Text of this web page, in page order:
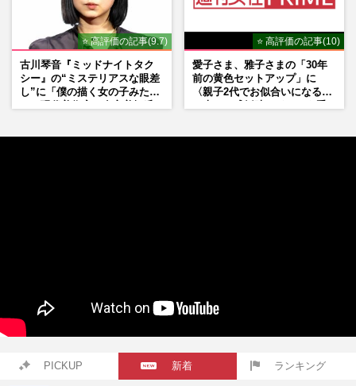
⭐ 高評価の記事(9.7)
古川琴音『ミッドナイトタク
シー』の“ミステリアスな眼差
し”に「僕の描く女の子みた
⭐ 高評価の記事(10)
愛子さま、雅子さまの「30年
前の黄色セットアップ」に
〈親子2代でお似合いになる〉
PICKUP 新着 ランキング